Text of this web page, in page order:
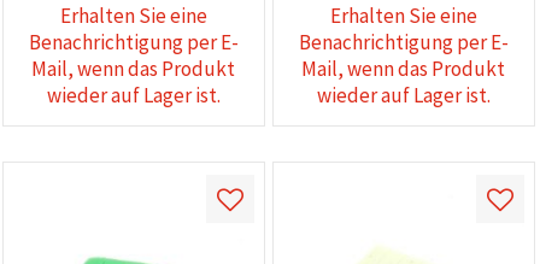
Erhalten Sie eine
Benachrichtigung per E-
Mail, wenn das Produkt
wieder auf Lager ist.
Erhalten Sie eine
Benachrichtigung per E-
Mail, wenn das Produkt
wieder auf Lager ist.